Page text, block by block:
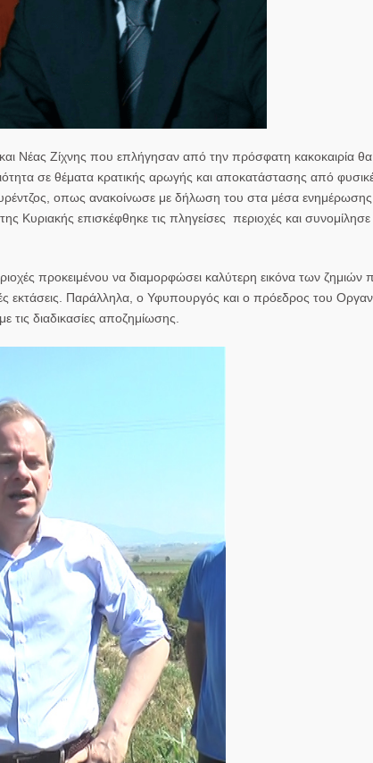
Νέας Ζίχνης που επλήγησαν από την πρόσφατη κακοκαιρία
σε θέματα κρατικής αρωγής και αποκατάστασης από
οπως ανακοίνωσε με δήλωση του στα μέσα
επισκέφθηκε τις πληγείσες περιοχές και συνομίλησε
προκειμένου να διαμορφώσει καλύτερη εικόνα των
εκτάσεις. Παράλληλα, ο Υφυπουργός και ο πρόεδρος του
τις διαδικασίες αποζημίωσης.